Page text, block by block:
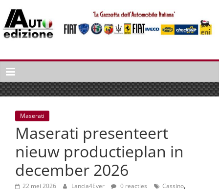
naar
inhoud
Auto
Edizione
La
Gazetta
dell'Automobile
Italiana
Italiaans
autonieuws
lifestyle
Maserati
Maserati presenteert
nieuw productieplan in
december 2026
22 mei 2026 Lancia4Ever 0 reacties Cassino,